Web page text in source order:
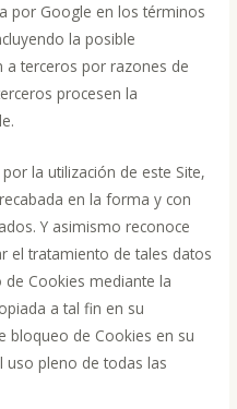
por Google en los términos
la posible
terceros por razones de
procesen la
la utilización de este Site,
en la forma y con
Y asimismo reconoce
el tratamiento de tales datos
Cookies mediante la
a tal fin en su
bloqueo de Cookies en su
uso pleno de todas las